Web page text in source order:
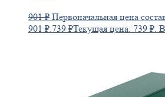
901₽ Первоначальная цена
901 ₽.739 ₽Текущая цена: 739 ₽.